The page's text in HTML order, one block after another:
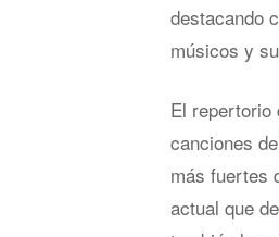
destacando
músicos y
El repertorio
canciones
más fuertes
actual que